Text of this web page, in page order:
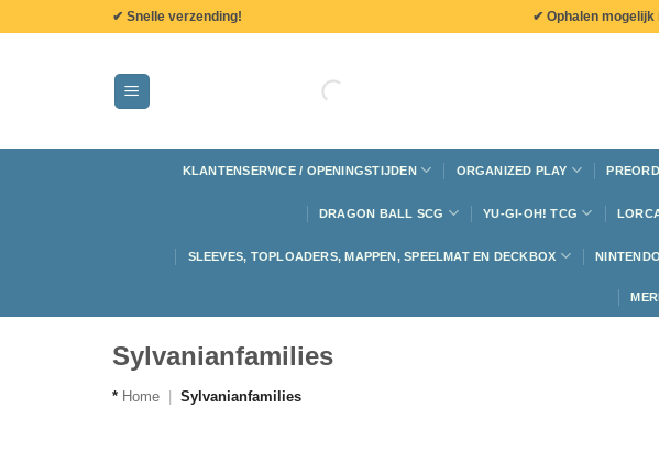
✔ Snelle verzending! ✔ Ophalen mogelijk
KLANTENSERVICE / OPENINGSTIJDEN ORGANIZED PLAY
DRAGON BALL SCG YU-GI-OH! TCG
SLEEVES, TOPLOADERS, MAPPEN, SPEELMAT EN DECKBOX
Sylvanianfamilies
* Home Sylvanianfamilies